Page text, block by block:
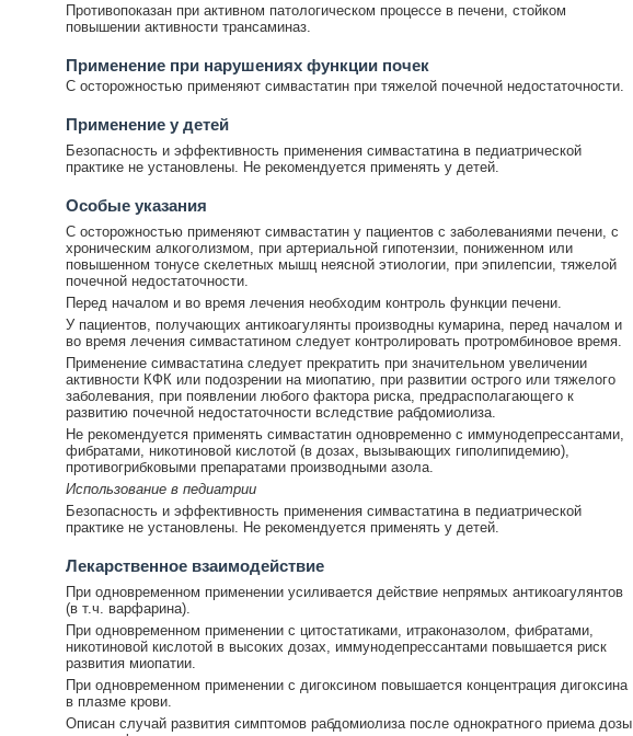
Противопоказан при активном патологическом процессе в печени, стойком
повышении активности трансаминаз.
Применение при нарушениях функции почек
С осторожностью применяют симвастатин при тяжелой почечной недостаточности.
Применение у детей
Безопасность и эффективность применения симвастатина в педиатрической
практике не установлены. Не рекомендуется применять у детей.
Особые указания
С осторожностью применяют симвастатин у пациентов с заболеваниями печени, с
хроническим алкоголизмом, при артериальной гипотензии, пониженном или
повышенном тонусе скелетных мышц неясной этиологии, при эпилепсии, тяжелой
почечной недостаточности.
Перед началом и во время лечения необходим контроль функции печени.
У пациентов, получающих антикоагулянты производны кумарина, перед началом и
во время лечения симвастатином следует контролировать протромбиновое время.
Применение симвастатина следует прекратить при значительном увеличении
активности КФК или подозрении на миопатию, при развитии острого или тяжелого
заболевания, при появлении любого фактора риска, предрасполагающего к
развитию почечной недостаточности вследствие рабдомиолиза.
Не рекомендуется применять симвастатин одновременно с иммунодепрессантами,
фибратами, никотиновой кислотой (в дозах, вызывающих гиполипидемию),
противогрибковыми препаратами производными азола.
Использование в педиатрии
Безопасность и эффективность применения симвастатина в педиатрической
практике не установлены. Не рекомендуется применять у детей.
Лекарственное взаимодействие
При одновременном применении усиливается действие непрямых антикоагулянтов
(в т.ч. варфарина).
При одновременном применении с цитостатиками, итраконазолом, фибратами,
никотиновой кислотой в высоких дозах, иммунодепрессантами повышается риск
развития миопатии.
При одновременном применении с дигоксином повышается концентрация дигоксина
в плазме крови.
Описан случай развития симптомов рабдомиолиза после однократного приема дозы